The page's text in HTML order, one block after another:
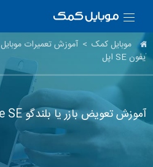
موبایل کمک > آموزش تعمیرات موبایل
آیفون SE اپل
آموزش تعویض بازر یا بلندگو iPhone SE